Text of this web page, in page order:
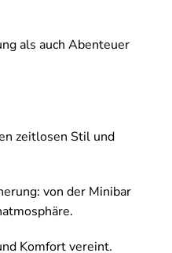
als auch Abenteuer
zeitlosen Stil und
von der Minibar
Komfort vereint.